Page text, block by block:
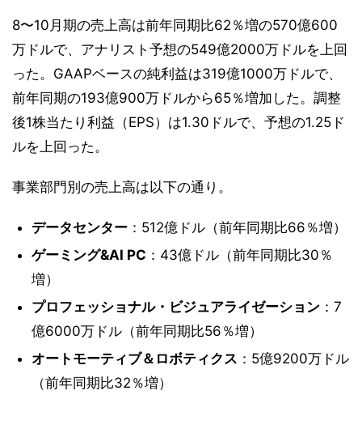
8〜10月期の売上高は前年同期比62％増の570億600
万ドルで、アナリスト予想の549億2000万ドルを上回
った。GAAPベースの純利益は319億1000万ドルで、
前年同期の193億900万ドルから65％増加した。調整
後1株当たり利益（EPS）は1.30ドルで、予想の1.25ド
ルを上回った。
事業部門別の売上高は以下の通り。
データセンター：512億ドル（前年同期比66％増）
ゲーミング&AI PC ：43億ドル（前年同期比30％
増）
プロフェッショナル・ビジュアライゼーション：7
億6000万ドル（前年同期比56％増）
オートモーティブ＆ロボティクス ：5億9200万ドル
（前年同期比32％増）